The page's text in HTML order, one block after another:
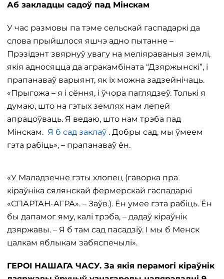
Аб закладцы садоў пад Мінскам
У час размовы па тэме сельскай гаспадаркі да
слова прыйшлося яшчэ адно пытанне –
Прэзідэнт звярнуў увагу на меліяраваныя землі,
якія адносяцца да агракамбіната “Дзяржынскі”, і
прапанаваў варыянт, як іх можна задзейнічаць.
«Прыгожа – я і сёння, і ўчора паглядзеў. Толькі я
думаю, што на гэтых землях нам лепей
апрацоўваць. Я ведаю, што нам трэба пад
Мінскам. Я б сад заклаў . Добры сад, мы ўмеем
гэта рабіць», – прапанаваў ён.
«У Маладзечне гэты хлопец (гаворка пра
кіраўніка сялянскай фермерскай гаспадаркі
«СПАРТАН-АГРА». – Заўв.). Ён умее гэта рабіць. Ён
бы дапамог яму, калі трэба, – дадаў кіраўнік
дзяржавы. – Я б там сад пасадзіў. І мы б Менск
цалкам яблыкам забяспечылі».
ГЕРОІ НАШАГА ЧАСУ. За якія перамогі кіраўнік